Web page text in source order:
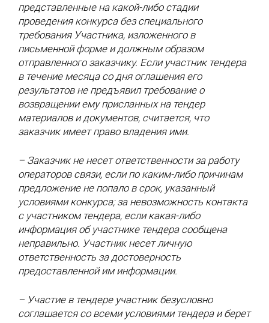
представленные на какой-либо стадии
проведения конкурса без специального
требования Участника, изложенного в
письменной форме и должным образом
отправленного заказчику. Если участник тендера
в течение месяца со дня оглашения его
результатов не предъявил требование о
возвращении ему присланных на тендер
материалов и документов, считается, что
заказчик имеет право владения ими.
– Заказчик не несет ответственности за работу
операторов связи, если по каким-либо причинам
предложение не попало в срок, указанный
условиями конкурса; за невозможность контакта
с участником тендера, если какая-либо
информация об участнике тендера сообщена
неправильно. Участник несет личную
ответственность за достоверность
предоставленной им информации.
– Участие в тендере участник безусловно
соглашается со всеми условиями тендера и берет